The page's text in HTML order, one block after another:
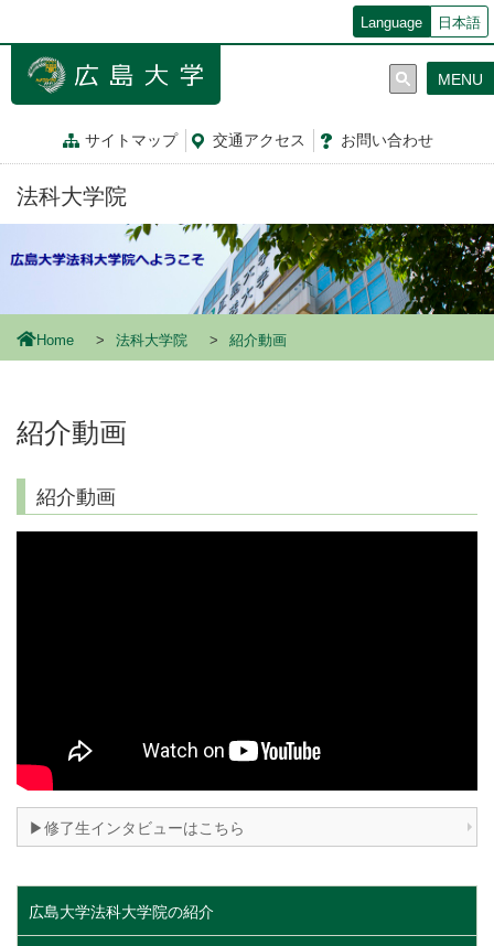
ン
Language 日本語
サイトマップ 交通アクセス お問い合わせ
MENU
法科大学院
Home 法科大学院 紹介動画
紹介動画
紹介動画
▶修了生インタビューはこちら
広島大学法科大学院の紹介